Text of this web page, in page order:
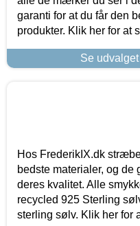
garanti for at du får den
produkter. Klik her for at
Se
Hos FrederikIX.dk
bedste materialer, og de
deres kvalitet. Alle
recycled 925 Sterling
sterling sølv. Klik her for